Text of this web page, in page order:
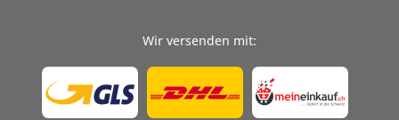
Wir versenden mit: